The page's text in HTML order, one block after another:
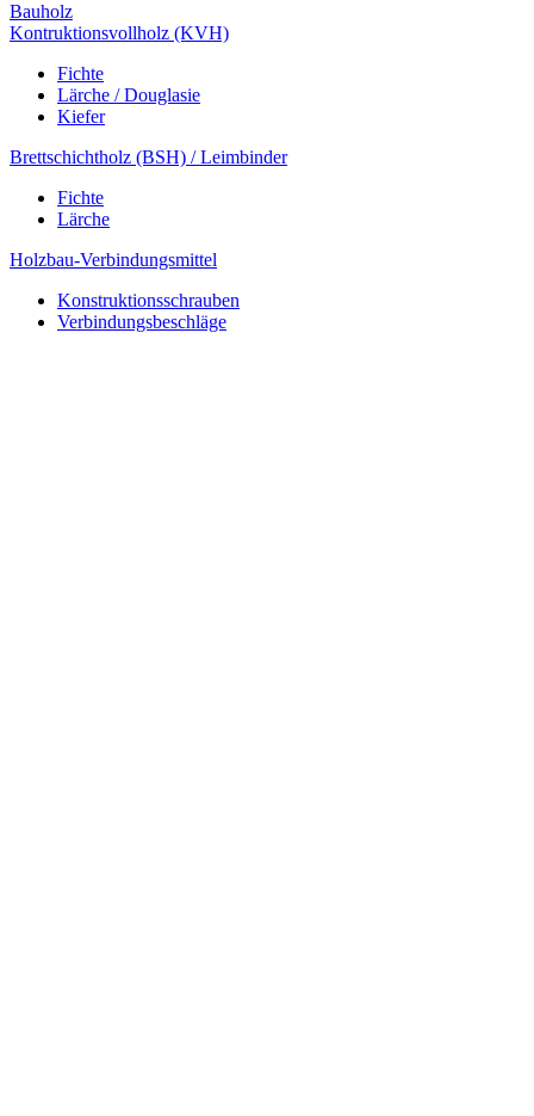
Bauholz
Kontruktionsvollholz (KVH)
Fichte
Lärche / Douglasie
Kiefer
Brettschichtholz (BSH) / Leimbinder
Fichte
Lärche
Holzbau-Verbindungsmittel
Konstruktionsschrauben
Verbindungsbeschläge